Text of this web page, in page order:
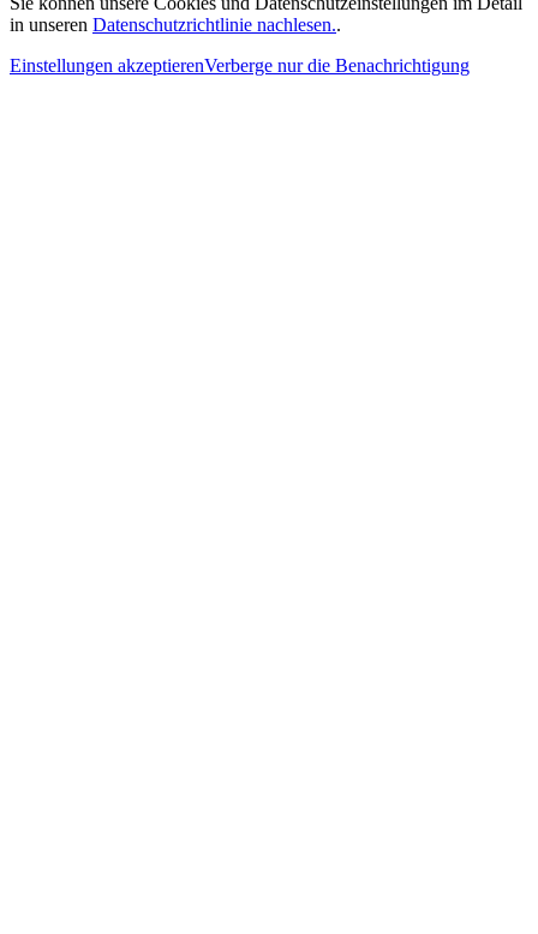
in unseren Datenschutzrichtlinie nachlesen..
Einstellungen akzeptierenVerberge nur die Benachrichtigung